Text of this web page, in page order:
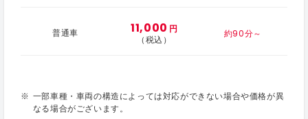
普通車 11,000 円
（税込）
約90分～
一部車種・車両の構造によっては対応ができない場合や価格が異
なる場合がございます。